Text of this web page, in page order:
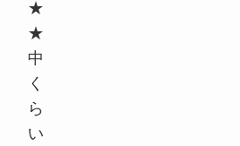
★
★
中
く
ら
い